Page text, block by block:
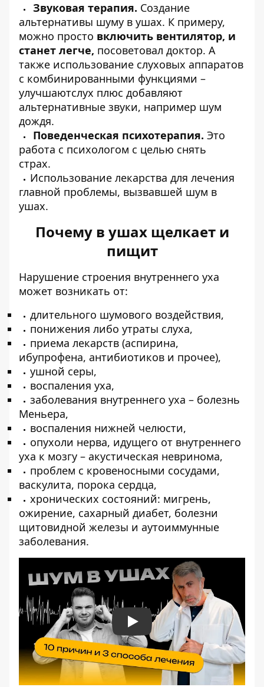
Звуковая терапия. Создание
альтернативы шуму в ушах. К примеру,
можно просто включить вентилятор, и
станет легче, посоветовал доктор. А
также использование слуховых аппаратов
с комбинированными функциями –
улучшаютслух плюс добавляют
альтернативные звуки, например шум
дождя.
Поведенческая психотерапия. Это
работа с психологом с целью снять
страх.
Использование лекарства для лечения
главной проблемы, вызвавшей шум в
ушах.
Почему в ушах щелкает и
пищит
Нарушение строения внутреннего уха
может возникать от:
длительного шумового воздействия,
понижения либо утраты слуха,
приема лекарств (аспирина,
ибупрофена, антибиотиков и прочее),
ушной серы,
воспаления уха,
заболевания внутреннего уха – болезнь
Меньера,
воспаления нижней челюсти,
опухоли нерва, идущего от внутреннего
уха к мозгу – акустическая невринома,
проблем с кровеносными сосудами,
васкулита, порока сердца,
хронических состояний: мигрень,
ожирение, сахарный диабет, болезни
щитовидной железы и аутоиммунные
заболевания.
Play